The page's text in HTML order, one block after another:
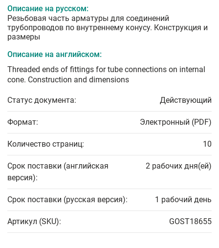
Описание на русском:
Резьбовая часть арматуры для соединений
трубопроводов по внутреннему конусу. Конструкция и
размеры
Описание на английском:
Threaded ends of fittings for tube connections on internal
cone. Construction and dimensions
Статус документа: Действующий
Формат: Электронный (PDF)
Количество страниц: 10
Срок поставки (английская
версия):
2 рабочих дня(ей)
Срок поставки (русская версия): 1 рабочий день
Артикул (SKU): GOST18655